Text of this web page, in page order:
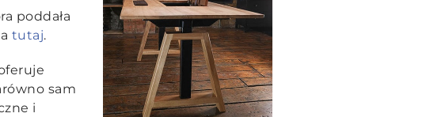
poddała
tutaj.
sam
i